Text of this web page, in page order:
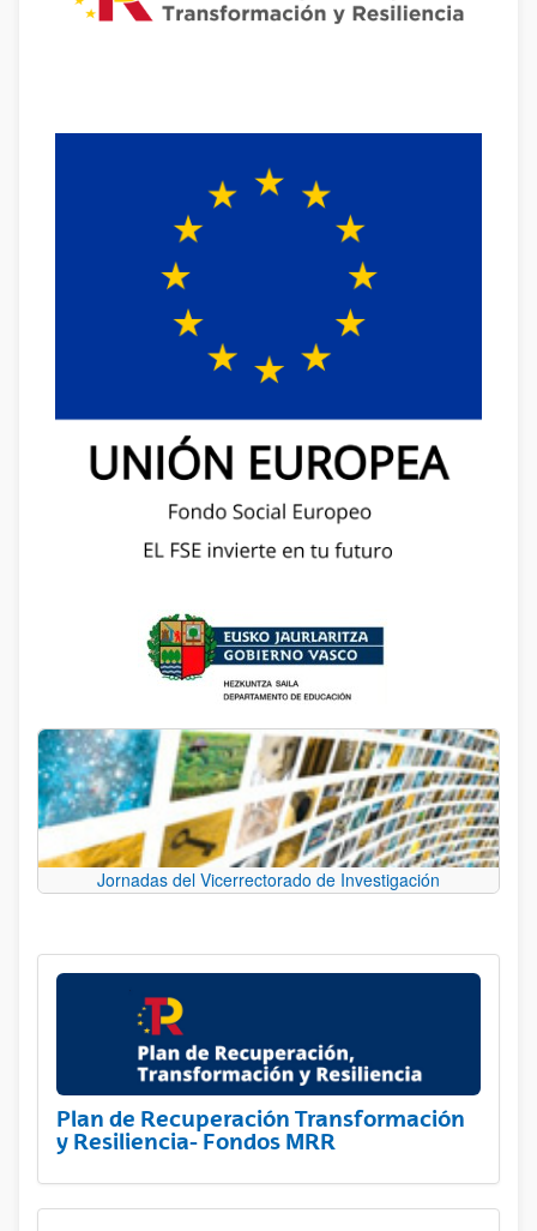
Jornadas del Vicerrectorado de Investigación
Plan de Recuperación Transformación
y Resiliencia- Fondos MRR